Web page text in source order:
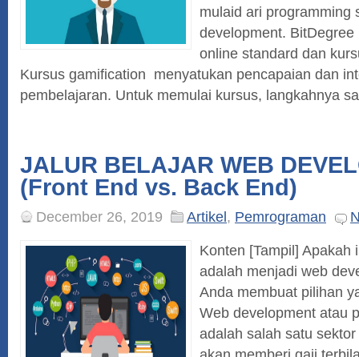
mulaid ari programming
development.
online standard dan
Kursus gamification menyatukan pencapaian dan
pembelajaran. Untuk memulai kursus, langkahnya
JALUR BELAJAR WEB
(Front End vs. Back End)
December 26, 2019 Artikel, Pemrograman
Konten [Tampil] Apakah
adalah menjadi web
Anda membuat pilihan
Web development atau
adalah salah satu